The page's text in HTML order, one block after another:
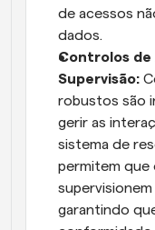
de acessos
dados.
Controlos de
Supervisão:
robustos são
gerir as
sistema de
permitem que
garantindo